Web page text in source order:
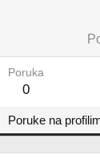
Poruka
0
Poruke na